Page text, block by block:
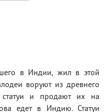
в Индии, жил в этой
воруют из древнего
и продают их на
едет в Индию. Статуи